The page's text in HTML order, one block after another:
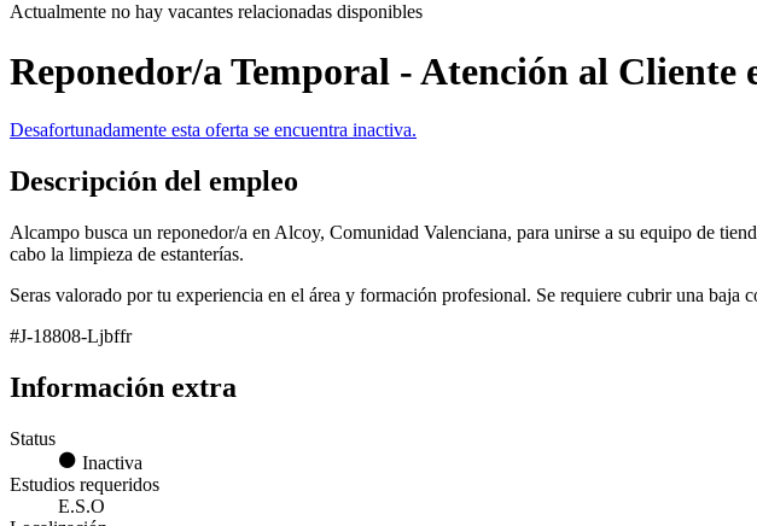
Actualmente no hay vacantes relacionadas disponibles
Reponedor/a Temporal - Atención al Cliente
Desafortunadamente esta oferta se encuentra inactiva.
Descripción del empleo
Alcampo busca un reponedor/a en Alcoy, Comunidad Valenciana, para unirse a su equipo de
cabo la limpieza de estanterías.
Seras valorado por tu experiencia en el área y formación profesional. Se requiere cubrir una
#J-18808-Ljbffr
Información extra
Status
Inactiva
Estudios requeridos
E.S.O